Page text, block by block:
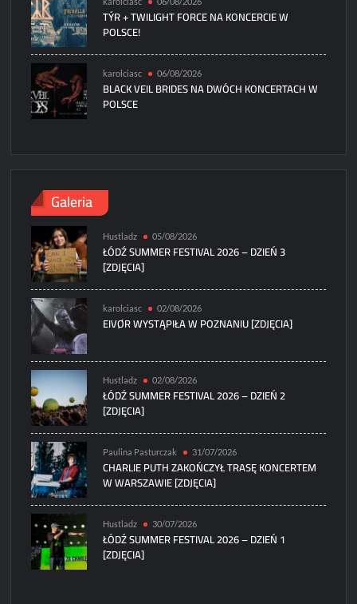
TÝR + TWILIGHT FORCE NA KONCERCIE W
POLSCE!
karolciasc 06/08/2026
BLACK VEIL BRIDES NA DWÓCH KONCERTACH W
POLSCE
Galeria
Hustladz 05/08/2026
ŁÓDŹ SUMMER FESTIVAL 2026 – DZIEŃ 3
[ZDJĘCIA]
karolciasc 02/08/2026
EIVØR WYSTĄPIŁA W POZNANIU [ZDJĘCIA]
Hustladz 02/08/2026
ŁÓDŹ SUMMER FESTIVAL 2026 – DZIEŃ 2
[ZDJĘCIA]
Paulina Pasturczak 31/07/2026
CHARLIE PUTH ZAKOŃCZYŁ TRASĘ KONCERTEM
W WARSZAWIE [ZDJĘCIA]
Hustladz 30/07/2026
ŁÓDŹ SUMMER FESTIVAL 2026 – DZIEŃ 1
[ZDJĘCIA]